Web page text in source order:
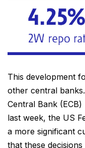
This development
other central
Central Bank
last week, the US
a more significant
that these